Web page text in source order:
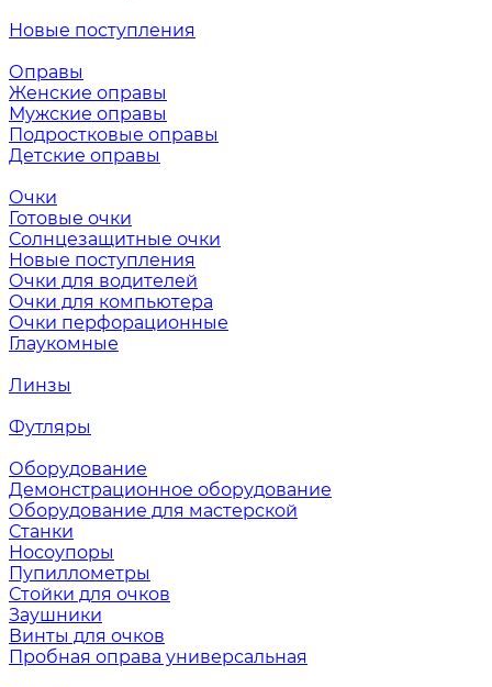
Новые поступления
Оправы
Женские оправы
Мужские оправы
Подростковые оправы
Детские оправы
Очки
Готовые очки
Солнцезащитные очки
Новые поступления
Очки для водителей
Очки для компьютера
Очки перфорационные
Глаукомные
Линзы
Футляры
Оборудование
Демонстрационное оборудование
Оборудование для мастерской
Станки
Носоупоры
Пупиллометры
Стойки для очков
Заушники
Винты для очков
Пробная оправа универсальная